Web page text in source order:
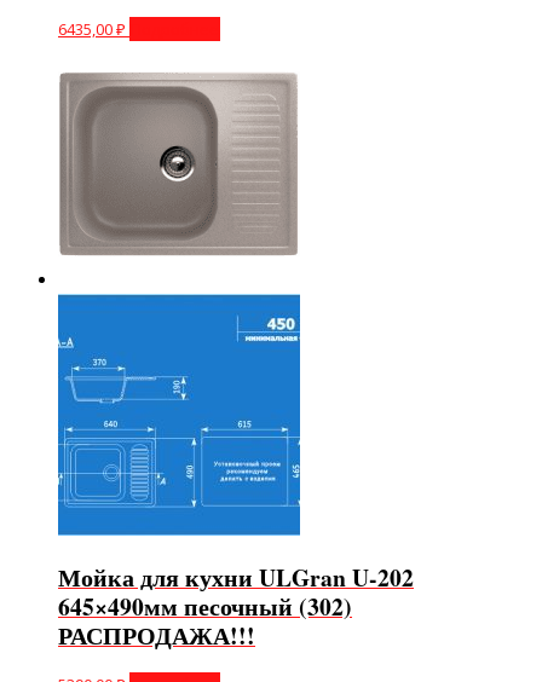
6435,00₽
Мойка для кухни ULGran U-202
645×490мм песочный (302)
РАСПРОДАЖА!!!